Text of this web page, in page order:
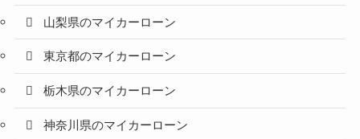
山梨県のマイカーローン
東京都のマイカーローン
栃木県のマイカーローン
神奈川県のマイカーローン